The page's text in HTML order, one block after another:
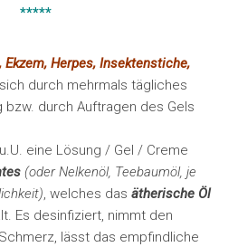
*****
Herpes, Insektenstiche,
durch mehrmals tägliches
durch Auftragen des Gels
eine Lösung / Gel / Creme
(oder Nelkenöl, Teebaumöl, je
, welches das ätherische Öl
Es desinfiziert, nimmt den
lässt das empfindliche